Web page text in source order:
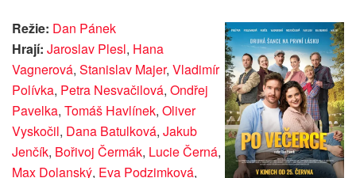
Režie: Dan Pánek
Hrají: Jaroslav Plesl, Hana
Vagnerová, Stanislav Majer, Vladimír
Polívka, Petra Nesvačilová, Ondřej
Pavelka, Tomáš Havlínek, Oliver
Vyskočil, Dana Batulková, Jakub
Jenčík, Bořivoj Čermák, Lucie Černá,
Max Dolanský, Eva Podzimková,